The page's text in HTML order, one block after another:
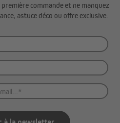
commande et ne manquez
astuce déco ou offre exclusive.